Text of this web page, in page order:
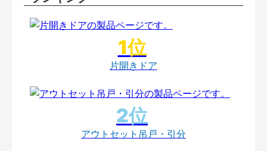
片開きドア
アウトセット吊戸・引分